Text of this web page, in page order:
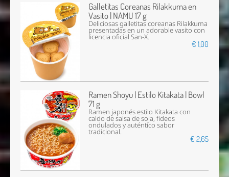
Galletitas Coreanas Rilakkuma en
Vasito | NAMU 17 g
Deliciosas galletitas coreanas Rilakkuma
presentadas en un adorable vasito con
licencia oficial San-X.
€ 1,00
Ramen Shoyu | Estilo Kitakata | Bowl
71 g
Ramen japonés estilo Kitakata con
caldo de salsa de soja, fideos
ondulados y auténtico sabor
tradicional.
€ 2,65